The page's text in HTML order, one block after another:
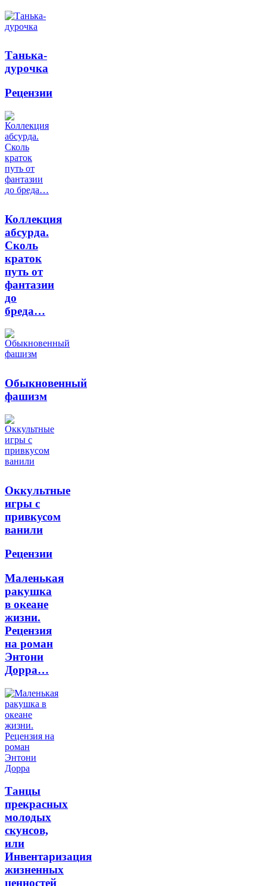
Танька-
дурочка
Рецензии
Коллекция
абсурда.
Сколь
краток
путь от
фантазии
до
бреда…
Обыкновенный
фашизм
Оккультные
игры с
привкусом
ванили
Рецензии
Маленькая
ракушка
в океане
жизни.
Рецензия
на роман
Энтони
Дорра…
Танцы
прекрасных
молодых
скунсов,
или
Инвентаризация
жизненных
ценностей